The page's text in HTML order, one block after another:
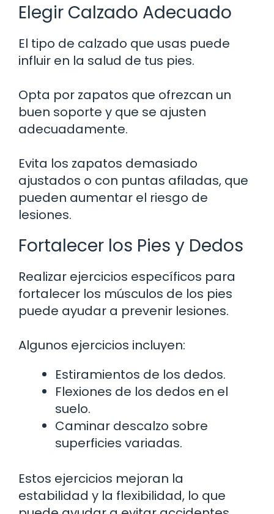
Elegir Calzado Adecuado
El tipo de calzado que usas puede
influir en la salud de tus pies.
Opta por zapatos que ofrezcan un
buen soporte y que se ajusten
adecuadamente.
Evita los zapatos demasiado
ajustados o con puntas afiladas, que
pueden aumentar el riesgo de
lesiones.
Fortalecer los Pies y Dedos
Realizar ejercicios específicos para
fortalecer los músculos de los pies
puede ayudar a prevenir lesiones.
Algunos ejercicios incluyen:
Estiramientos de los dedos.
Flexiones de los dedos en el
suelo.
Caminar descalzo sobre
superficies variadas.
Estos ejercicios mejoran la
estabilidad y la flexibilidad, lo que